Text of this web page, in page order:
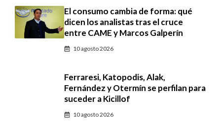
El consumo cambia de forma: qué
dicen los analistas tras el cruce
entre CAME y Marcos Galperín
10 agosto 2026
Ferraresi, Katopodis, Alak,
Fernández y Otermín se perfilan para
suceder a Kicillof
10 agosto 2026